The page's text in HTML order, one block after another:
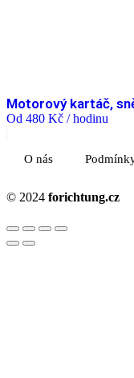
Motorový kartáč,
Od 480 Kč / hodinu
O nás
© 2024 forichtung.cz